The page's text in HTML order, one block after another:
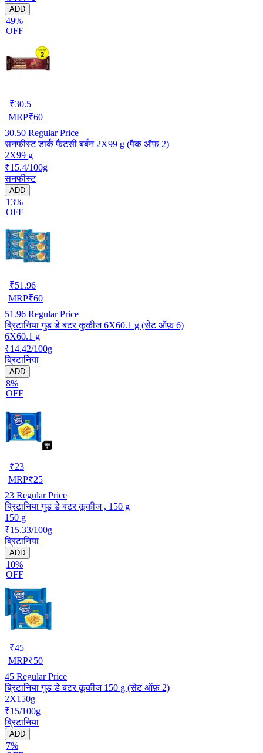
ADD
49%
OFF
₹30.5
MRP₹60
30.50 Regular Price
सनफीस्ट डार्क फैंटसी बर्बन 2X99 g (पैक ऑफ़ 2)
2X99 g
₹15.4/100g
सनफीस्ट
ADD
13%
OFF
₹51.96
MRP₹60
51.96 Regular Price
ब्रिटानिया गुड डे बटर कुकीज 6X60.1 g (सेट ऑफ़ 6)
6X60.1 g
₹14.42/100g
ब्रिटानिया
ADD
8%
OFF
₹23
MRP₹25
23 Regular Price
ब्रिटानिया गुड डे बटर कूकीज , 150 g
150 g
₹15.33/100g
ब्रिटानिया
ADD
10%
OFF
₹45
MRP₹50
45 Regular Price
ब्रिटानिया गुड डे बटर कूकीज 150 g (सेट ऑफ़ 2)
2X150g
₹15/100g
ब्रिटानिया
ADD
7%